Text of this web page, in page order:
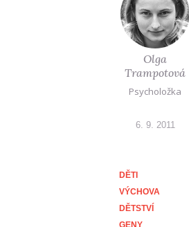
Olga
Trampotová
Psycholožka
6. 9. 2011
DĚTI
VÝCHOVA
DĚTSTVÍ
GENY